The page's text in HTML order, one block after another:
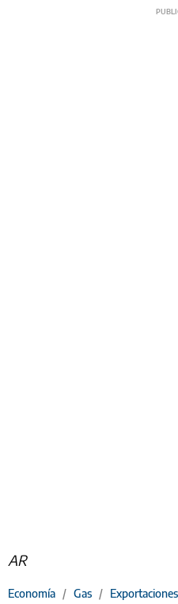
AR
Economía / Gas / Exportaciones